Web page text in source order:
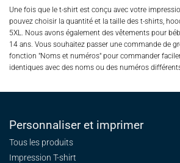
Une fois que le t-shirt est conçu avec votre
pouvez choisir la quantité et la taille des t-shirts,
5XL. Nous avons également des vêtements pour
14 ans. Vous souhaitez passer une commande de
fonction "Noms et numéros" pour commander
identiques avec des noms ou des numéros
Personnaliser et imprimer
Tous les produits
Impression T-shirt